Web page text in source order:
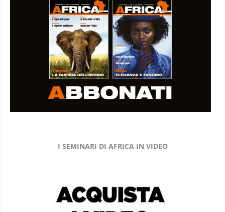
I SEMINARI DI AFRICA IN VIDEO